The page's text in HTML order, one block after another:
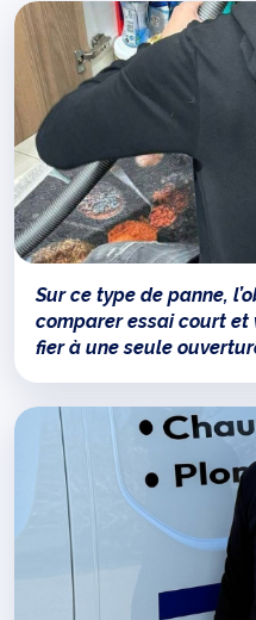
Sur ce type de panne,
comparer essai court et
fier à une seule